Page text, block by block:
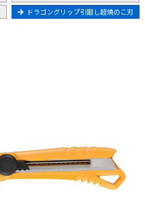
ドラゴングリップ引廻し超焼のこ刃